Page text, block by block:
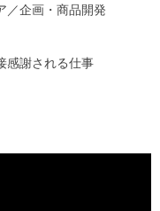
お知らせ
／企画・商品開発
感謝される仕事